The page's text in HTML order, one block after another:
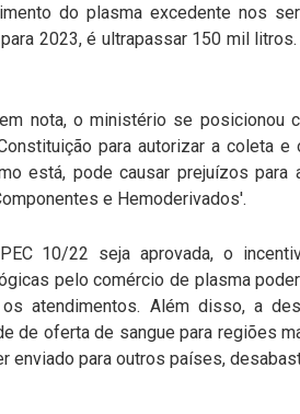
do plasma excedente nos
2023, é ultrapassar 150 mil
nota, o ministério se posicionou
para autorizar a coleta
está, pode causar prejuízos
e Hemoderivados'.
10/22 seja aprovada, o
pelo comércio de plasma
atendimentos. Além disso, a
de oferta de sangue para regiões
enviado para outros países,